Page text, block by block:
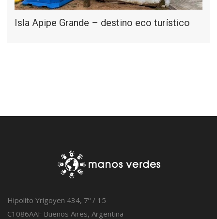
Isla Apipe Grande – destino eco turístico
Hipolito Yrigoyen 434, 7º / 15
C1086AAF Buenos Aires, Argentina